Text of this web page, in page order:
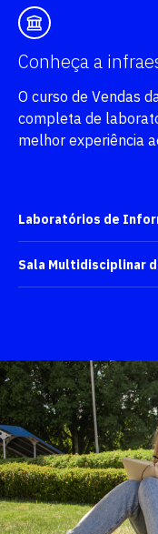
Conheça a
O curso de Vendas
completa de
melhor experiência
Laboratórios de
Sala Multidisciplinar